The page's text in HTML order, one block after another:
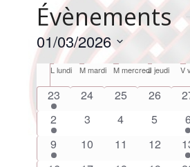
Évènements
01/03/2026
date.
Calendrier
de
Évènements
L lundi Mmardi MmercrediJjeudi V
2
évènements
23
0
24
0
25
0
26
0
1
évènement
2
0
3
0
4
0
5
1
1
évènement
9
0
10
0
11
0
12
1